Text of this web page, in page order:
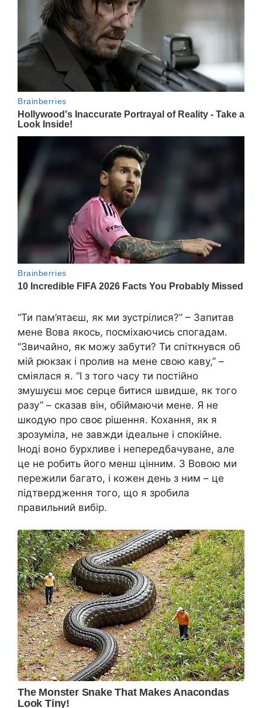
“Ти пам’ятаєш, як ми зустрілися?” – Запитав
мене Вова якось, посміхаючись спогадам.
“Звичайно, як можу забути? Ти спіткнувся об
мій рюкзак і пролив на мене свою каву,” –
сміялася я. “І з того часу ти постійно
змушуєш моє серце битися швидше, як того
разу” – сказав він, обіймаючи мене. Я не
шкодую про своє рішення. Кохання, як я
зрозуміла, не завжди ідеальне і спокійне.
Іноді воно бурхливе і непередбачуване, але
це не робить його менш цінним. З Вовою ми
пережили багато, і кожен день з ним – це
підтвердження того, що я зробила
правильний вибір.